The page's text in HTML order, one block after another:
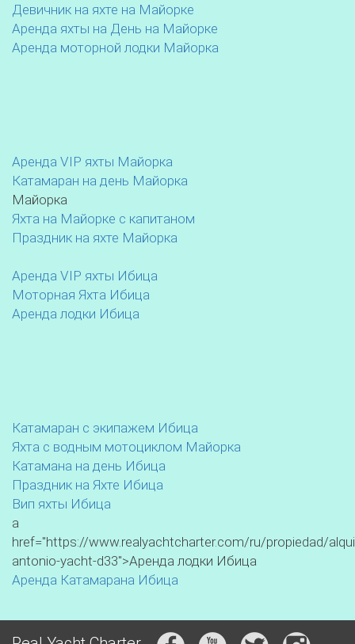
Девичник на яхте на Майорке
Аренда яхты на День на Майорке
Аренда моторной лодки Майорка
Аренда VIP яхты Майорка
Катамаран на день Майорка
Майорка
Яхта на Майорке с капитаном
Праздник на яхте Майорка
Аренда VIP яхты Ибица
Моторная Яхта Ибица
Аренда лодки Ибица
Катамаран с экипажем Ибица
Яхта с водным мотоциклом Майорка
Катамана на день Ибица
Праздник на Яхте Ибица
Вип яхты Ибица
a
href="https://www.realyachtcharter.com/ru/propiedad/
antonio-yacht-d33">Аренда лодки Ибица
Аренда Катамарана Ибица